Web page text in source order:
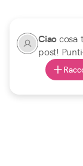
Ciaocosa
post!